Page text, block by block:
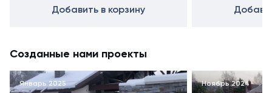
Добавить в корзину
Созданные нами проекты
Январь 2025 Ноябрь 2024